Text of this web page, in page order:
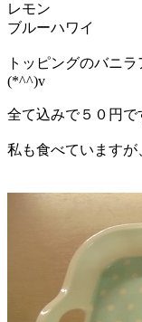
レモン
ブルーハワイ
トッピングのバニ
(*^^)v
全て込みで５０円で
私も食べています